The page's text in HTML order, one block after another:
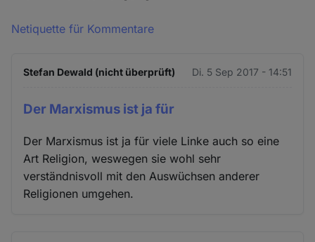
Netiquette für Kommentare
Stefan Dewald (nicht überprüft) Di. 5 Sep 2017 - 14:51
Der Marxismus ist ja für
Der Marxismus ist ja für viele Linke auch so eine
Art Religion, weswegen sie wohl sehr
verständnisvoll mit den Auswüchsen anderer
Religionen umgehen.